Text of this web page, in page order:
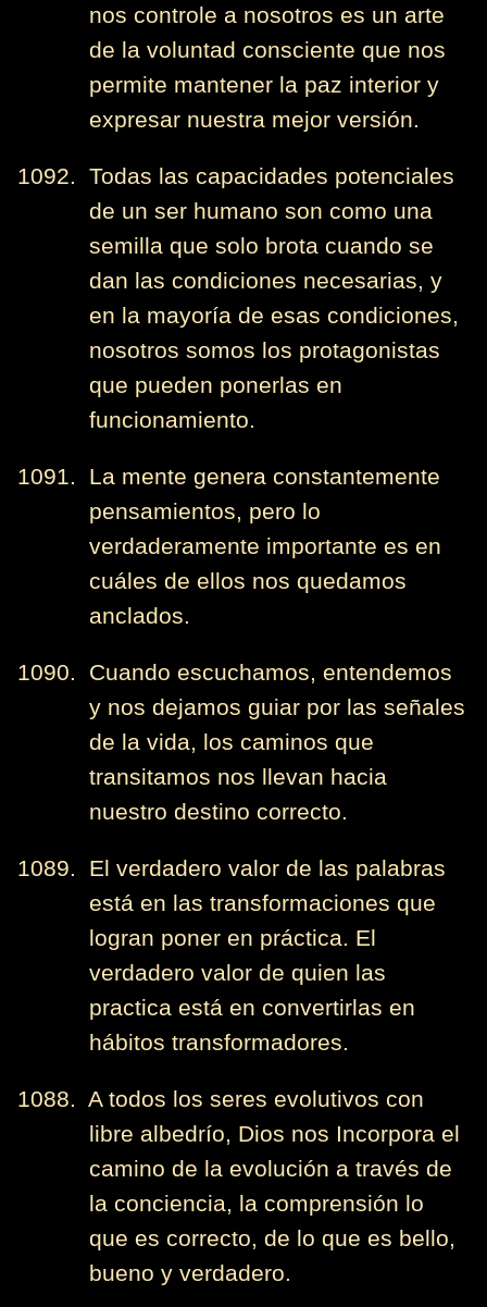
nos controle a nosotros es un arte
de la voluntad consciente que nos
permite mantener la paz interior y
expresar nuestra mejor versión.
1092. Todas las capacidades potenciales
de un ser humano son como una
semilla que solo brota cuando se
dan las condiciones necesarias, y
en la mayoría de esas condiciones,
nosotros somos los protagonistas
que pueden ponerlas en
funcionamiento.
1091. La mente genera constantemente
pensamientos, pero lo
verdaderamente importante es en
cuáles de ellos nos quedamos
anclados.
1090. Cuando escuchamos, entendemos
y nos dejamos guiar por las señales
de la vida, los caminos que
transitamos nos llevan hacia
nuestro destino correcto.
1089. El verdadero valor de las palabras
está en las transformaciones que
logran poner en práctica. El
verdadero valor de quien las
practica está en convertirlas en
hábitos transformadores.
1088. A todos los seres evolutivos con
libre albedrío, Dios nos Incorpora el
camino de la evolución a través de
la conciencia, la comprensión lo
que es correcto, de lo que es bello,
bueno y verdadero.